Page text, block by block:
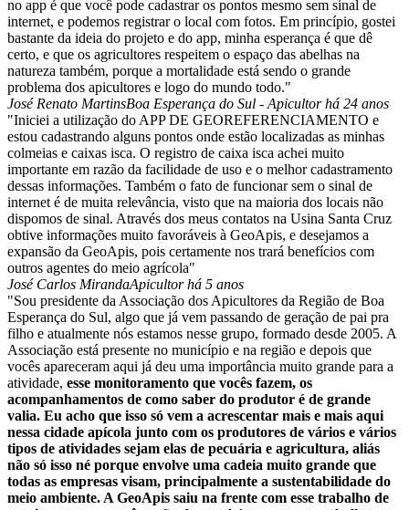
no app é que você pode cadastrar os pontos mesmo sem sinal de
internet, e podemos registrar o local com fotos. Em princípio, gostei
bastante da ideia do projeto e do app, minha esperança é que dê
certo, e que os agricultores respeitem o espaço das abelhas na
natureza também, porque a mortalidade está sendo o grande
problema dos apicultores e logo do mundo todo."
José Renato MartinsBoa Esperança do Sul - Apicultor há 24 anos
"Iniciei a utilização do APP DE GEOREFERENCIAMENTO e
estou cadastrando alguns pontos onde estão localizadas as minhas
colmeias e caixas isca. O registro de caixa isca achei muito
importante em razão da facilidade de uso e o melhor cadastramento
dessas informações. Também o fato de funcionar sem o sinal de
internet é de muita relevância, visto que na maioria dos locais não
dispomos de sinal. Através dos meus contatos na Usina Santa Cruz
obtive informações muito favoráveis à GeoApis, e desejamos a
expansão da GeoApis, pois certamente nos trará benefícios com
outros agentes do meio agrícola"
José Carlos MirandaApicultor há 5 anos
"Sou presidente da Associação dos Apicultores da Região de Boa
Esperança do Sul, algo que já vem passando de geração de pai pra
filho e atualmente nós estamos nesse grupo, formado desde 2005. A
Associação está presente no município e na região e depois que
vocês apareceram aqui já deu uma importância muito grande para a
atividade, esse monitoramento que vocês fazem, os
acompanhamentos de como saber do produtor é de grande
valia. Eu acho que isso só vem a acrescentar mais e mais aqui
nessa cidade apícola junto com os produtores de vários e vários
tipos de atividades sejam elas de pecuária e agricultura, aliás
não só isso né porque envolve uma cadeia muito grande que
todas as empresas visam, principalmente a sustentabilidade do
meio ambiente. A GeoApis saiu na frente com esse trabalho de